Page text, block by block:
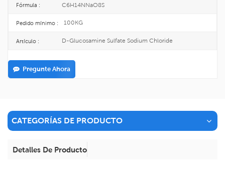
Fórmula : C6H14NNaO8S
Pedido mínimo : 100KG
Artículo : D-Glucosamine Sulfate Sodium Chloride
Pregunte Ahora
CATEGORÍAS DE PRODUCTO
Detalles De Producto